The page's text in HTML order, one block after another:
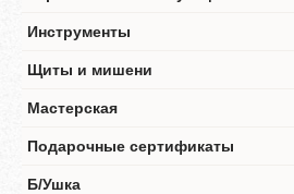
Инструменты
Щиты и мишени
Мастерская
Подарочные сертификаты
Б/Ушка